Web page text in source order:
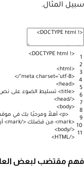
سبيل المثال.
1
2
3
4
5
6
7
8
9
10
11
<
!
DOCTYPE html
>
<
html
>
<
meta charset="utf-8"
/
>
<
head
>
<
title
> تسليط الضوء على
<
/
head
>
<
body
>
<
p
> أهـلاً ومرحبًا بك في
<
mark
> من فضلك <
/
mark
>
<
/
body
>
<
/
HTML
>
فهم مقتضب لبعض